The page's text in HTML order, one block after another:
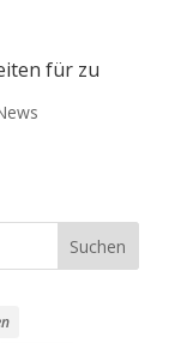
für zu
Suchen